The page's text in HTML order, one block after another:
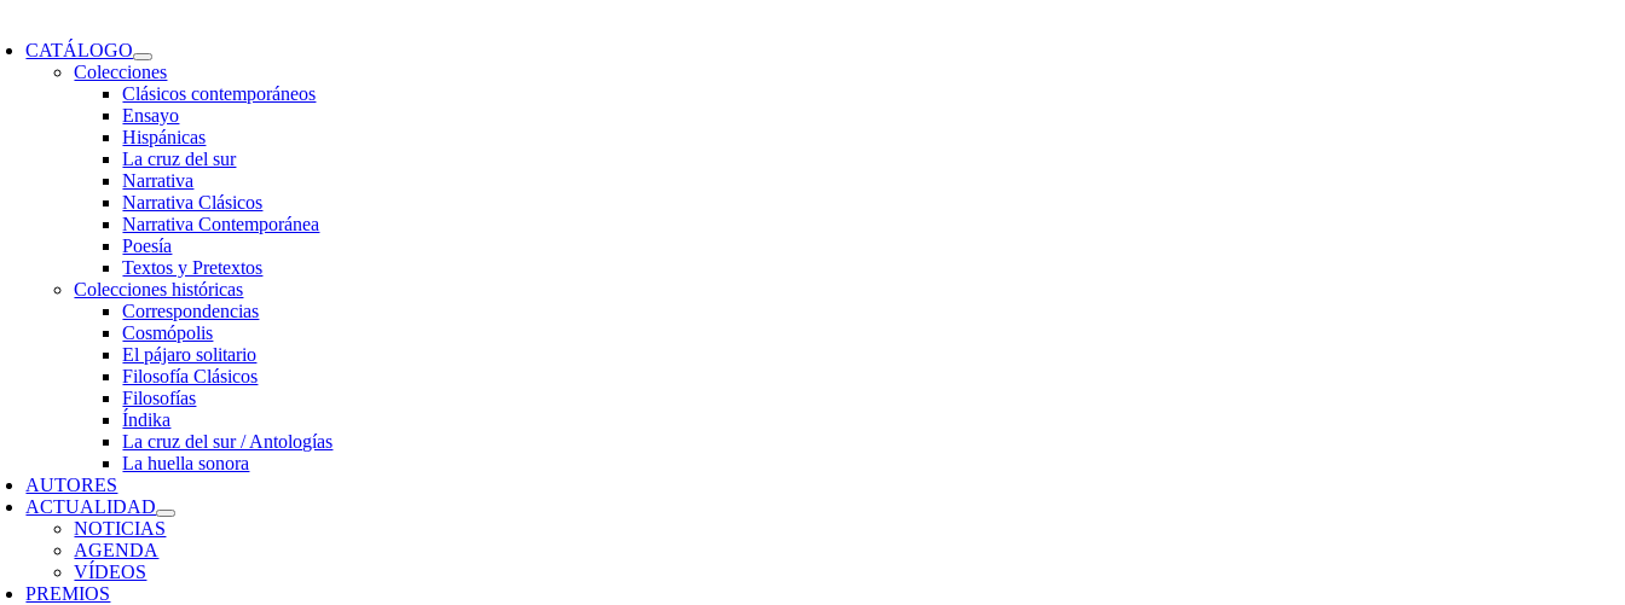
CATÁLOGO
Colecciones
Clásicos contemporáneos
Ensayo
Hispánicas
La cruz del sur
Narrativa
Narrativa Clásicos
Narrativa Contemporánea
Poesía
Textos y Pretextos
Colecciones históricas
Correspondencias
Cosmópolis
El pájaro solitario
Filosofía Clásicos
Filosofías
Índika
La cruz del sur / Antologías
La huella sonora
AUTORES
ACTUALIDAD
NOTICIAS
AGENDA
VÍDEOS
PREMIOS